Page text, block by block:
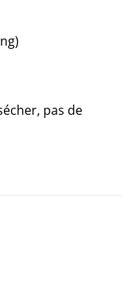
pas de